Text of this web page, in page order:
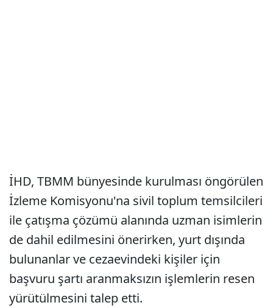
İHD, TBMM bünyesinde kurulması öngörülen
İzleme Komisyonu'na sivil toplum temsilcileri
ile çatışma çözümü alanında uzman isimlerin
de dahil edilmesini önerirken, yurt dışında
bulunanlar ve cezaevindeki kişiler için
başvuru şartı aranmaksızın işlemlerin resen
yürütülmesini talep etti.